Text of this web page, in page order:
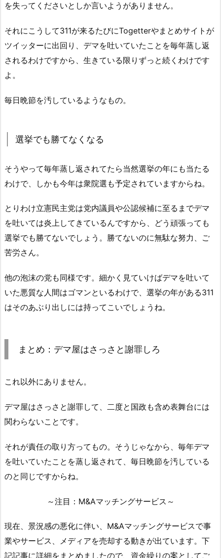
を失ってくださいとしか言いようがありません。
それにこうして311が来るたびにTogetterやまとめサイトが
ツイッターに出回り、デマを吐いていたことを毎年蒸し返
されるわけですから、生きている限りずっと続くわけです
よ。
毎日晩節を汚しているようなもの。
選挙でも勝てなくなる
そうやって毎年蒸し返されてたら当然選挙の年にも当たる
わけで、しかも今年は衆院選も予定されていますからね。
とりわけ立憲民主党は党内議員や公認候補に至るまでデマ
を吐いては炎上してきているんですから、どう頑張っても
選挙でも勝てないでしょう。勝てないのに無駄な努力、ご
苦労さん。
他の泡沫の党も同様です。細かく見ていけばデマを吐いて
いた悪質な人間はゴマンといるわけで、選挙の年がある311
はそのあぶり出しには持ってこいでしょうね。
まとめ：デマ屋はさっさと謝罪しろ
これ以外にありません。
デマ屋はさっさと謝罪して、二度と国政も含め表舞台には
関わらないことです。
それが責任の取り方ってもの。そうじゃなから、毎年デマ
を吐いていたことを蒸し返されて、毎日晩節を汚している
のと同じですからね。
～注目：M&Aマッチングサービス～
現在、景況感の悪化に伴い、M&Aマッチングサービスで事
業やサービス、メディアを売却する動きが出ています。下
記記事に詳細をまとめましたので、資金繰りの案としてご